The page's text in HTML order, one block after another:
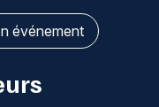
événement